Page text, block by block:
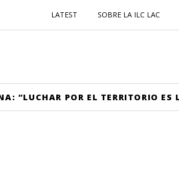
LATEST SOBRE LA ILC LAC
“LUCHAR POR EL TERRITORIO ES